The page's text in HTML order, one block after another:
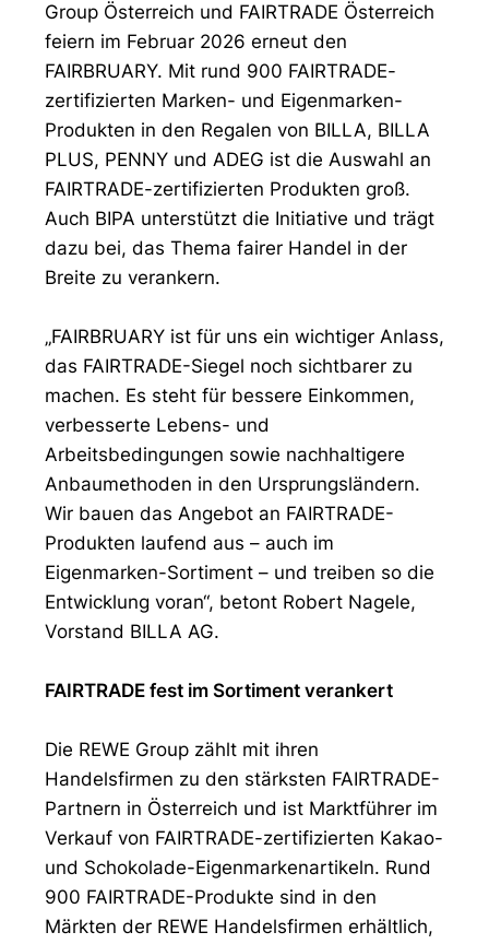
Group Österreich und FAIRTRADE Österreich
feiern im Februar 2026 erneut den
FAIRBRUARY. Mit rund 900 FAIRTRADE-
zertifizierten Marken- und Eigenmarken-
Produkten in den Regalen von BILLA, BILLA
PLUS, PENNY und ADEG ist die Auswahl an
FAIRTRADE-zertifizierten Produkten groß.
Auch BIPA unterstützt die Initiative und trägt
dazu bei, das Thema fairer Handel in der
Breite zu verankern.
„FAIRBRUARY ist für uns ein wichtiger Anlass,
das FAIRTRADE-Siegel noch sichtbarer zu
machen. Es steht für bessere Einkommen,
verbesserte Lebens- und
Arbeitsbedingungen sowie nachhaltigere
Anbaumethoden in den Ursprungsländern.
Wir bauen das Angebot an FAIRTRADE-
Produkten laufend aus – auch im
Eigenmarken-Sortiment – und treiben so die
Entwicklung voran“, betont Robert Nagele,
Vorstand BILLA AG.
FAIRTRADE fest im Sortiment verankert
Die REWE Group zählt mit ihren
Handelsfirmen zu den stärksten FAIRTRADE-
Partnern in Österreich und ist Marktführer im
Verkauf von FAIRTRADE-zertifizierten Kakao-
und Schokolade-Eigenmarkenartikeln. Rund
900 FAIRTRADE-Produkte sind in den
Märkten der REWE Handelsfirmen erhältlich,